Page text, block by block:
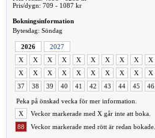
Pris/dygn: 709 - 1087 kr
Bokningsinformation
Bytesdag: Söndag
2026
2027
X
X X X X X X X X X
X
X X X X X X X X X
37
38 39 40 41 42 43 44 45 46
Peka på önskad vecka för mer information.
X
Veckor markerade med X går inte att boka.
88
Veckor markerade med rött är redan bokade.